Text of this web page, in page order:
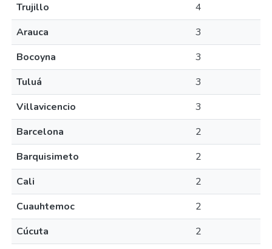
Trujillo
4
Arauca
3
Bocoyna
3
Tuluá
3
Villavicencio
3
Barcelona
2
Barquisimeto
2
Cali
2
Cuauhtemoc
2
Cúcuta
2